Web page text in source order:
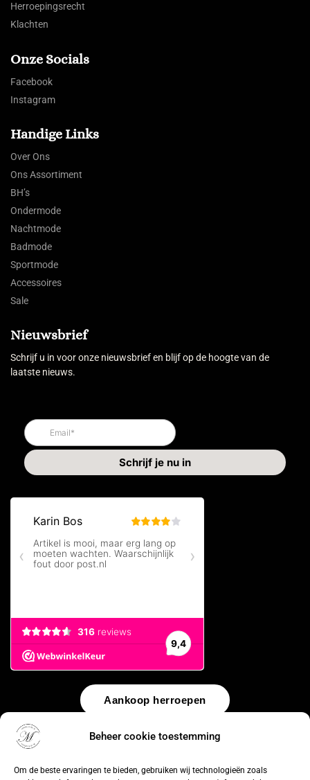
Beheer cookie toestemming
Om de beste ervaringen te bieden, gebruiken wij technologieën zoals
Herroepingsrecht
Klachten
Onze Socials
Facebook
Instagram
Handige Links
Over Ons
Ons Assortiment
BH’s
Ondermode
Nachtmode
Badmode
Sportmode
Accessoires
Sale
Nieuwsbrief
Schrijf u in voor onze nieuwsbrief en blijf op de hoogte van de
laatste nieuws.
Aankoop herroepen
© 2026 by WebUnlimited–Algemene voorwaarden